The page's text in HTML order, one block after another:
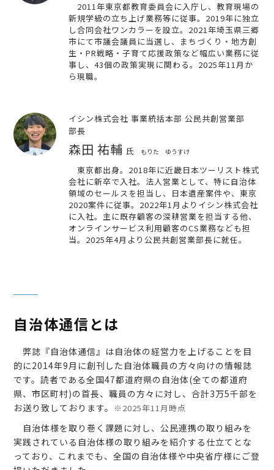
2011年東京都教育委員会に入庁し、教育現場の
新規学級の立ち上げ業務等に従事。2019年に独立
し合同会社ワンカラーを設立。2021年埼玉県三郷
市にて市議会議員に当選し、まちづくり・地方創
生・PR戦略・子育て応援政策など幅広い業務に従
事し、43個の政策実現に関わる。2025年11月か
ら現職。
イシン株式会社 事業統括本部 公民共創営業部
部長
森田 祐輔 氏 もりた ゆうすけ
東京都出身。2018年に近畿日本ツーリスト株式
会社に新卒で入社。法人営業として、特に自治体
領域のセールスを担当し、日本遺産案件や、東京
2020案件に従事。2022年1月よりイシン株式会社
に入社。主に既存顧客の深耕営業を担当する他、
オンラインサービス利用顧客のCS業務なども担
当。2025年4月より公民共創営業部長に就任。
自治体通信とは
弊誌『自治体通信』は自治体の経営力を上げることを目
的に2014年9月に創刊した自治体職員の方々向けの情報誌
です。読者である全国47都道府県の自治体(全ての都道府
県、市区町村)の首長、職員の方々に対し、合計3万5千部を
お送り致しております。
※2025年11月時点
自治体様を取り巻く課題に対し、公民連携の取り組みを
実践されている自治体様の取り組みを紹介する仕立てとな
っており、これまでも、全国の自治体様や中央省庁様にご登